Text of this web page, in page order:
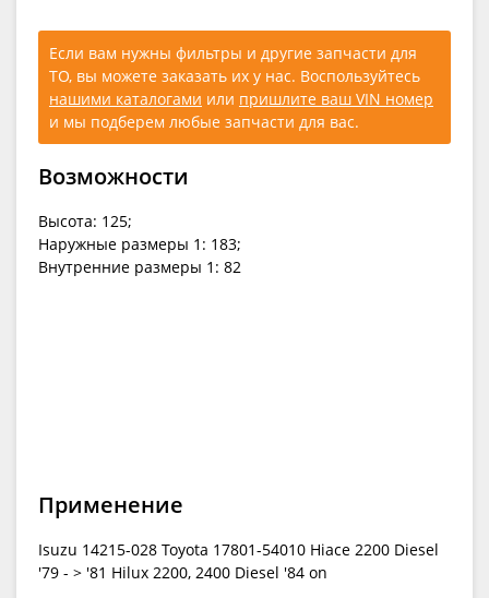
Если вам нужны фильтры и другие запчасти для
ТО, вы можете заказать их у нас. Воспользуйтесь
нашими каталогами или пришлите ваш VIN номер
и мы подберем любые запчасти для вас.
Возможности
Высота: 125;
Наружные размеры 1: 183;
Внутренние размеры 1: 82
Применение
Isuzu 14215-028 Toyota 17801-54010 Hiace 2200 Diesel
'79 - > '81 Hilux 2200, 2400 Diesel '84 on